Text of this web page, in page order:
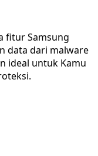
fitur Samsung
data dari malware
ideal untuk Kamu